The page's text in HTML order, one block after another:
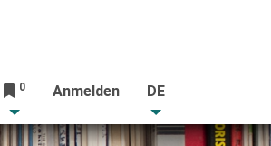
0 Anmelden DE